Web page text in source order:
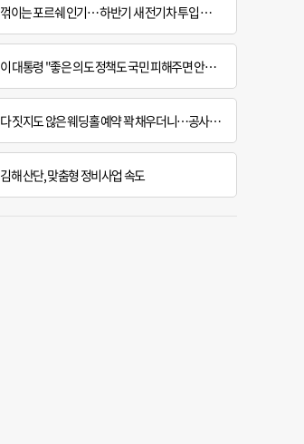
꺾이는 포르쉐 인기… 하반기 새 전기차 투입 앞두고 화재까지
이 대통령 "좋은 의도 정책도 국민 피해주면 안하느니만 못해"
다 짓지도 않은 웨딩홀 예약 꽉 채우더니…공사 지연에 ‘대혼란’
김해 산단, 맞춤형 정비사업 속도